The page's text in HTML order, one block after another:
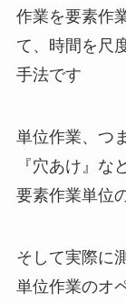
作業を要素作
て、時間を尺
手法です
単位作業、つ
『穴あけ』な
要素作業単位
そして実際に
単位作業のオ